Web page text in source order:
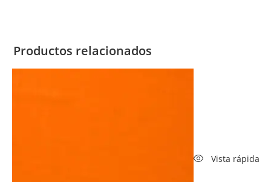
Productos relacionados
Vista rápida